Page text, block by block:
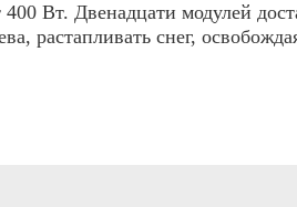
Вт. Двенадцати модулей
растапливать снег,